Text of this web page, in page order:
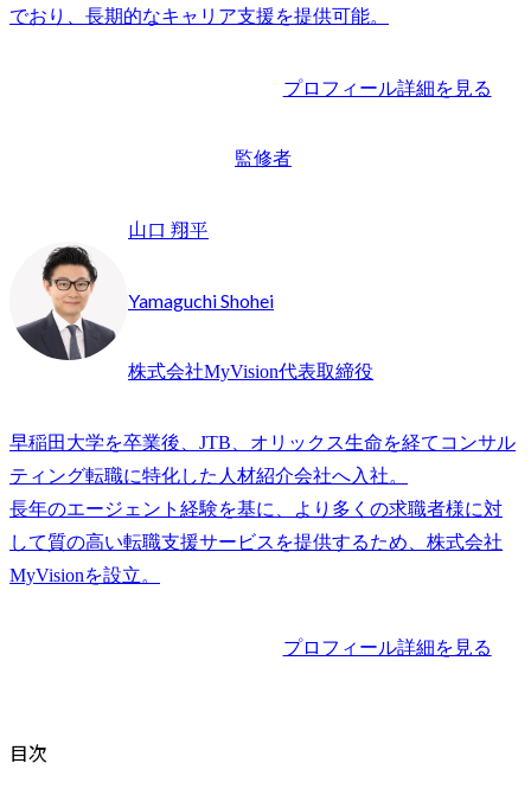
でおり、長期的なキャリア支援を提供可能。
プロフィール詳細を見る
監修者
山口 翔平
Yamaguchi Shohei
株式会社MyVision代表取締役
早稲田大学を卒業後、JTB、オリックス生命を経てコンサル
ティング転職に特化した人材紹介会社へ入社。
長年のエージェント経験を基に、より多くの求職者様に対
して質の高い転職支援サービスを提供するため、株式会社
プロフィール詳細を見る
目次